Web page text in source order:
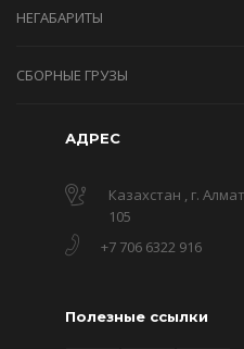
НЕГАБАРИТЫ
СБОРНЫЕ ГРУЗЫ
АДРЕС
Казахстан , г.
105
+7 706 6322 916
Полезные ссылки